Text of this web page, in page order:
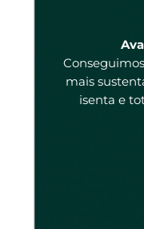
mais
isenta e